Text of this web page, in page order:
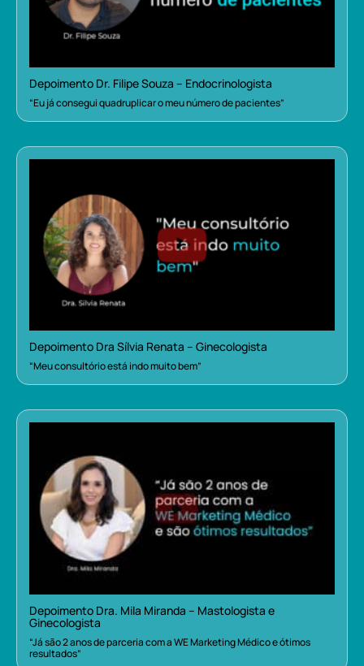
Depoimento Dr. Filipe Souza – Endocrinologista
“Eu já consegui quadruplicar o meu número de pacientes”
Depoimento Dra Sílvia Renata – Ginecologista
“Meu consultório está indo muito bem”
Depoimento Dra. Mila Miranda – Mastologista e
Ginecologista
“Já são 2 anos de parceria com a WE Marketing Médico e ótimos
resultados”